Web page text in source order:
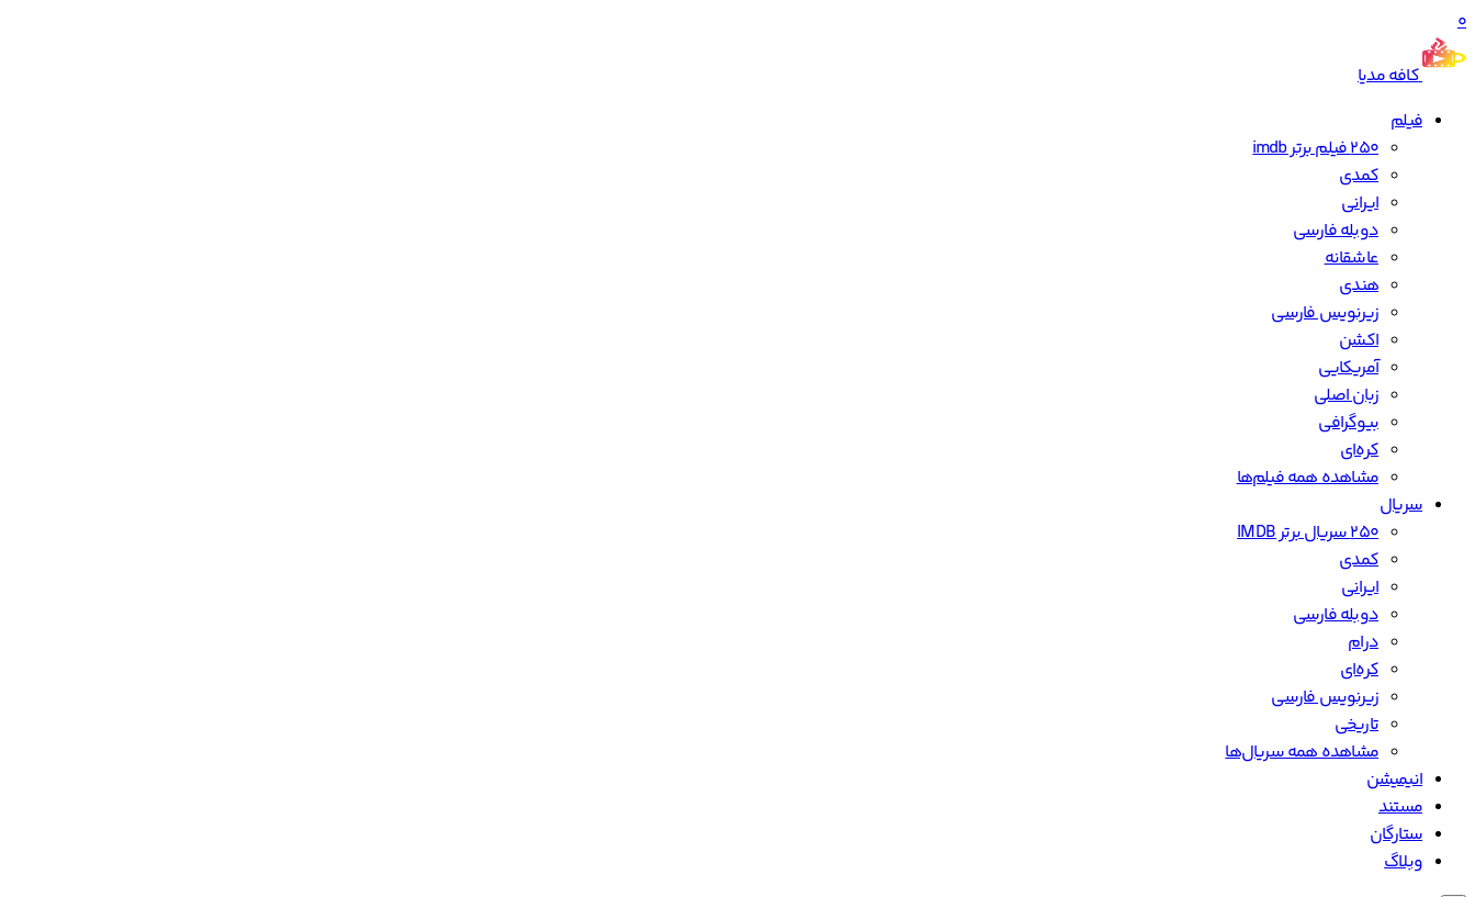
0
کافه مدیا
فیلم
250 فیلم برتر imdb
کمدی
ایرانی
دوبله فارسی
عاشقانه
هندی
زیرنویس فارسی
اکشن
آمریکایی
زبان اصلی
بیوگرافی
کره‌ای
مشاهده همه فیلم‌ها
سریال
۲۵۰ سریال برتر IMDB
کمدی
ایرانی
دوبله فارسی
درام
کره‌ای
زیرنویس فارسی
تاریخی
مشاهده همه سریال‌ها
انیمیشن
مستند
ستارگان
وبلاگ